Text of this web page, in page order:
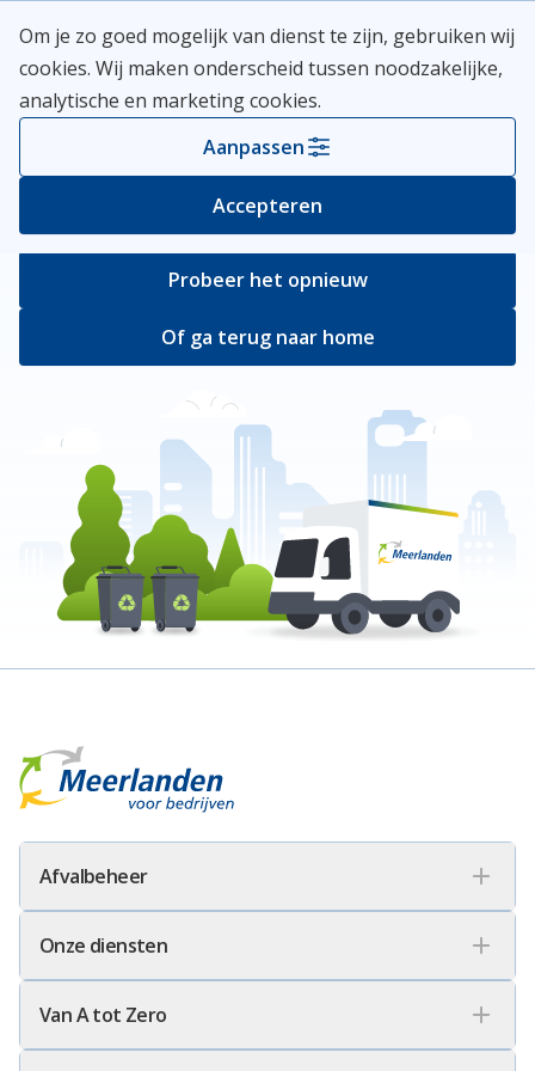
naar
inhoud
Meerlanden Logo
Open
Er ging iets mis
Bij het ophalen van de pagina ging er iets
verkeerd.
Probeer het opnieuw
Of ga terug naar home
Meerlanden Voor Bedrijven Logo
Afvalbeheer
Onze diensten
Van A tot Zero
Om je zo goed mogelijk van dienst te zijn, gebruiken wij
cookies. Wij maken onderscheid tussen noodzakelijke,
analytische en marketing cookies.
Aanpassen
Accepteren